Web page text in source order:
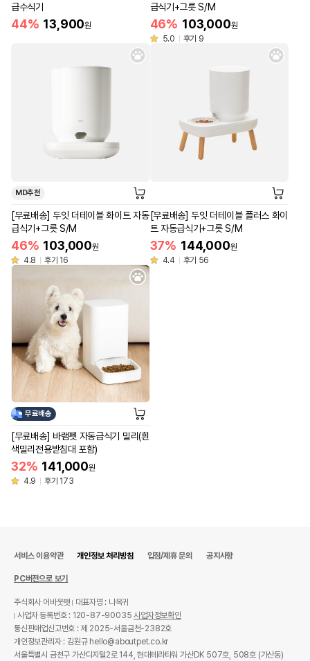
급수식기
44% 13,900원
급식기+그릇 S/M
46% 103,000원
5.0
후기 9
MD추천
[무료배송] 두잇 더테이블 화이트 자동
급식기+그릇 S/M
46% 103,000원
4.8
후기 16
[무료배송] 두잇 더테이블 플러스 화이
트 자동급식기+그릇 S/M
37% 144,000원
4.4
후기 56
무료배송
[무료배송] 바램펫 자동급식기 밀리(흰
색밀리전용받침대 포함)
32% 141,000원
4.9
후기 173
서비스 이용약관 개인정보 처리방침 입점/제휴 문의 공지사항
PC버전으로 보기
주식회사 어바웃펫
대표자명 : 나옥귀
사업자 등록번호 : 120-87-90035사업자정보확인
통신판매업신고번호 : 제 2025-서울금천-2382호
개인정보관리자 : 김원규 hello@aboutpet.co.kr
서울특별시 금천구 가산디지털2로 144, 현대테라타워 가산DK 507호, 508호 (가산동)